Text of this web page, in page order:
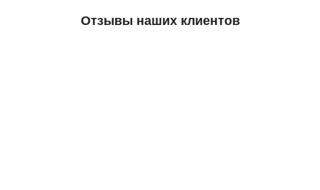
Отзывы наших клиентов